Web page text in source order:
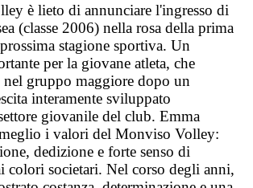
è lieto di annunciare l'ingresso di
(classe 2006) nella rosa della prima
stagione sportiva. Un
per la giovane atleta, che
gruppo maggiore dopo un
interamente sviluppato
giovanile del club. Emma
meglio i valori del Monviso Volley:
dedizione e forte senso di
colori societari. Nel corso degli anni,